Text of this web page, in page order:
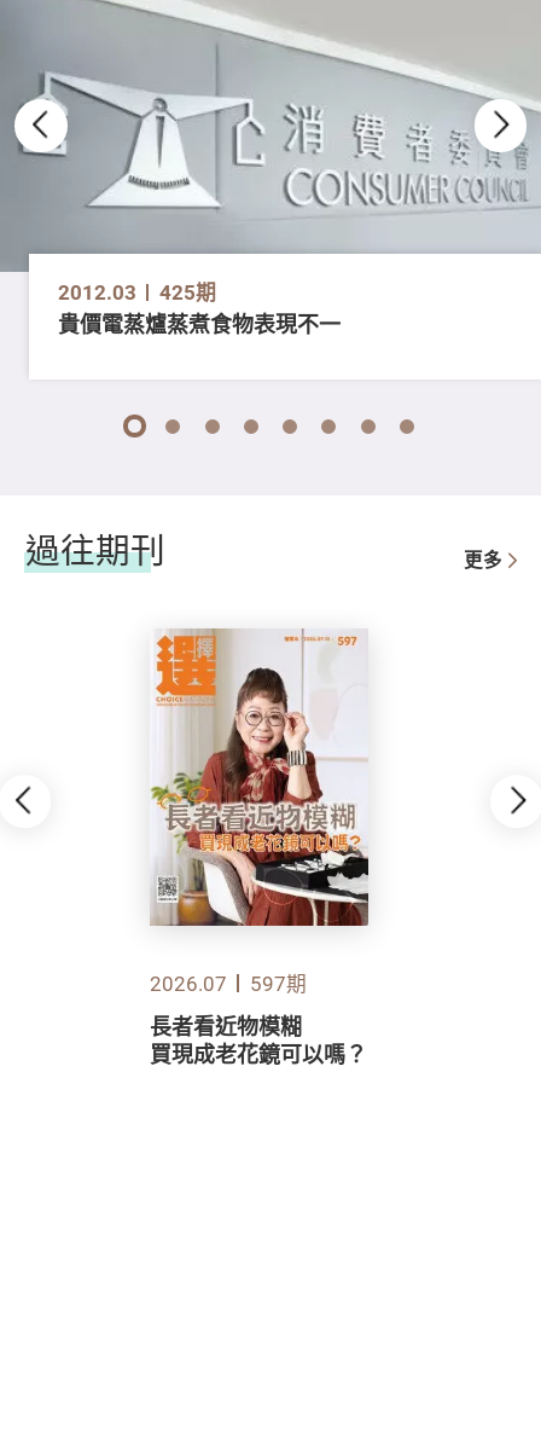
2012.03 425期
貴價電蒸爐蒸煮食物表現不一
1 2 3 4 5 6 7 8
過往期刊 更多
2026.07 597期
長者看近物模糊
買現成老花鏡可以嗎？